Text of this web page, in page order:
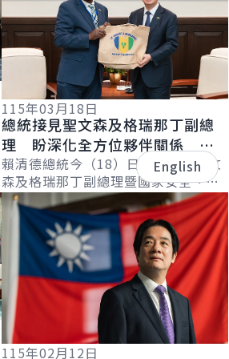
115年03月18日
總統接見聖文森及格瑞那丁副總
理 盼深化全方位夥伴關係 持
續拓展邦誼
賴清德總統今（18）日下午接見聖文
森及格瑞那丁副總理暨國家安全、災
害管理及移民部長李考克（St. Claire
Leacock）伉儷乙行時表...
詳細內容
115年02月12日
English